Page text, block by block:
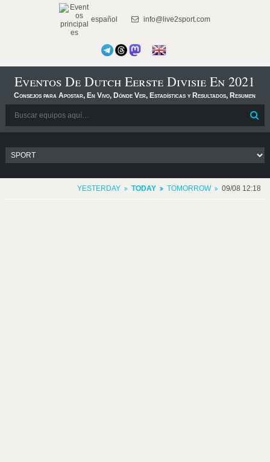
español info@live2sport.com
Eventos De Dutch Eerste Divisie En 2021
Consejos para Apostar, En Vivo, Dónde Ver, Estadísticas y Resultados, Resumen
YESTERDAY TODAY TOMORROW 09/08 12:18